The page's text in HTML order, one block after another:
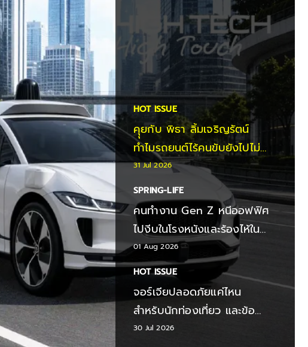
HOT ISSUE
คุุยกับ พิธา ลิ้มเจริญรัตน์
ทำไมรถยนต์ไร้คนขับยังไปไม่
ทั่วโลก?
31 Jul 2026
SPRING-LIFE
คนทำงาน Gen Z หนีออฟฟิศ
ไปงีบในโรงหนังและร้องไห้ใน
ห้องลองเสื้อ
01 Aug 2026
HOT ISSUE
จอร์เจียปลอดภัยแค่ไหน
สำหรับนักท่องเที่ยว และข้อ
ควรระวังปี 2026
30 Jul 2026